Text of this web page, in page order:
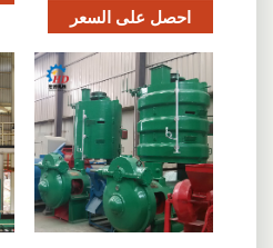
احصل على السعر